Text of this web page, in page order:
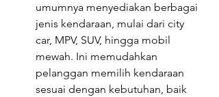
umumnya menyediakan berbagai
jenis kendaraan, mulai dari city
car, MPV, SUV, hingga mobil
mewah. Ini memudahkan
pelanggan memilih kendaraan
sesuai dengan kebutuhan, baik